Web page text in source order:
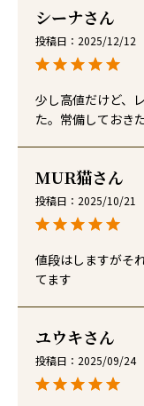
シーナ
投稿日 2025/12/12
少し高値だけど、
た。常備しておき
MUR猫
投稿日 2025/10/21
値段はしますがそ
てます
ユウキ
投稿日 2025/09/24